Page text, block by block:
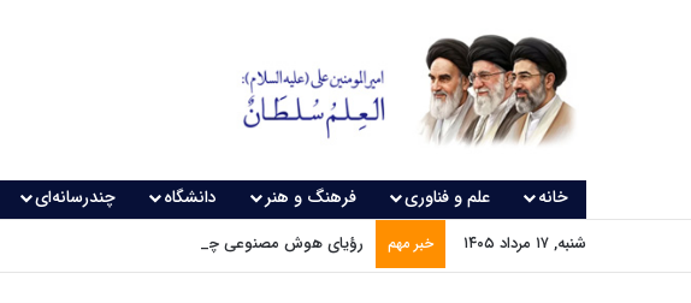
خانه علم و فناوری فرهنگ و هنر دانشگاه چندرسانه‌ای
شنبه, ۱۷ مرداد ۱۴۰۵ خبر مهم رؤیای هوش مصنوعی چه زمانی واقعی می‌شود؟